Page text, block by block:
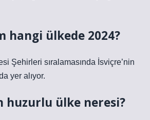
hangi ülkede 2024?
Şehirleri sıralamasında İsviçre’nin
yer alıyor.
huzurlu ülke neresi?